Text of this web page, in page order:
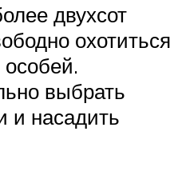
двухсот
охотиться
выбрать
и насадить